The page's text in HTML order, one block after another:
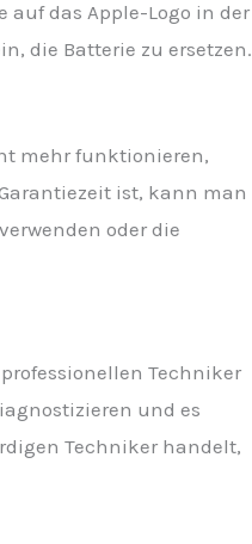
auf das Apple-Logo in der
die Batterie zu ersetzen.
mehr funktionieren,
ist, kann man
oder die
Techniker
und es
Techniker handelt,